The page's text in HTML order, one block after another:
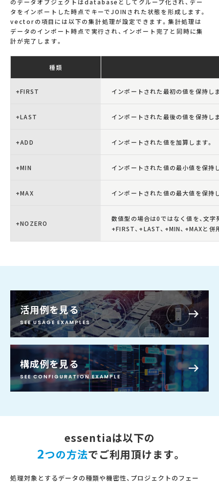
タをインポートした時点でキーでJOINされた状態を形成します。
vectorの項目には以下の集計処理が設定できます。集計処理は
データのインポート時点で実行され、インポート完了と同時に集
計が完了します。
種類
+FIRST インポートされた最初の値を保持し
+LAST インポートされた最後の値を保持し
+ADD インポートされた値を加算します。
+MIN インポートされた値の最小値を保持
+MAX インポートされた値の最大値を保持
+NOZERO
数値型の場合は0ではなく値を、文
+FIRST、+LAST、+MIN、+MAXと併
活用例を見る
SEE USAGE EXAMPLES
構成例を見る
SEE CONFIGURATION EXAMPLE
essentiaは以下の
2つの方法でご利用頂けます。
処理対象とするデータの種類や機密性、プロジェクトのフェー